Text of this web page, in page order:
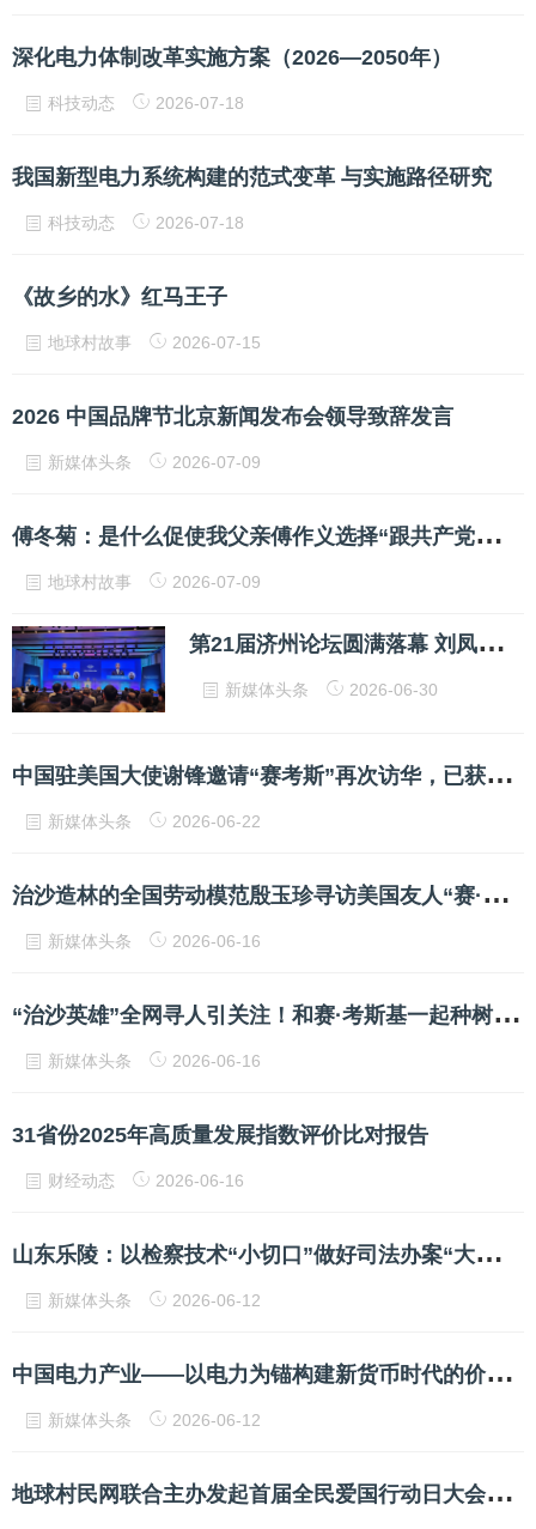
深化电力体制改革实施方案（2026—2050年）
科技动态 2026-07-18
我国新型电力系统构建的范式变革 与实施路径研究
科技动态 2026-07-18
《故乡的水》红马王子
地球村故事 2026-07-15
2026 中国品牌节北京新闻发布会领导致辞发言
新媒体头条 2026-07-09
傅
冬菊：是什么促使我父亲傅作义选择“跟共产党走”？
地球村故事 2026-07-09
第
21届济州论坛圆满落幕 刘凤珍博士受邀出席
新媒体头条 2026-06-30
中
国驻美国大使谢锋邀请“赛考斯”再次访华，已获签证
新媒体头条 2026-06-22
治
沙造林的全国劳动模范殷玉珍寻访美国友人“赛·考斯基”—— 绿已盎然，等你来看
新媒体头条 2026-06-16
“
治沙英雄”全网寻人引关注！和赛·考斯基一起种树的，还有日照的他
新媒体头条 2026-06-16
31省份2025年高质量发展指数评价比对报告
财经动态 2026-06-16
山
东乐陵：以检察技术“小切口”做好司法办案“大文章”
新媒体头条 2026-06-12
中
国电力产业——以电力为锚构建新货币时代的价值基础
新媒体头条 2026-06-12
地
球村民网联合主办发起首届全民爱国行动日大会实况报道（网事记忆）